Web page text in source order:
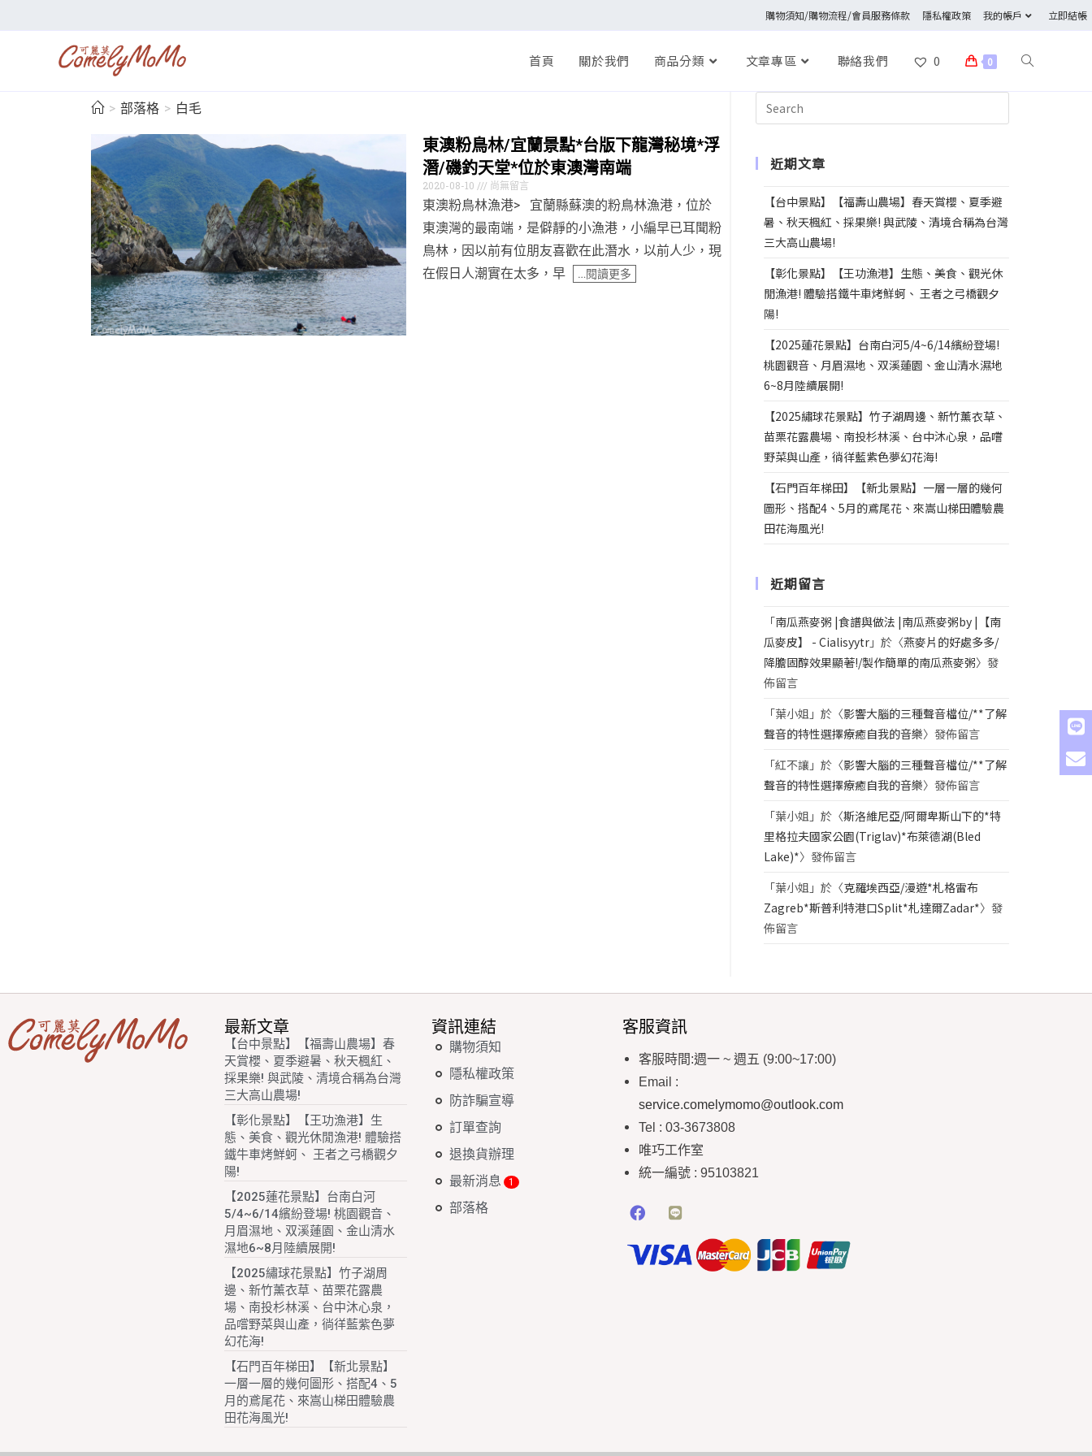
購物須知/購物流程/會員服務條款 隱私權政策 我的帳戶 立即結帳
首頁 關於我們 商品分類 文章專區 聯絡我們 0 0
> 部落格 > 白毛
東澳粉鳥林/宜蘭景點*台版下龍灣秘境*浮
潛/磯釣天堂*位於東澳灣南端
2020-08-10 尚無留言
東澳粉鳥林漁港> 宜蘭縣蘇澳的粉鳥林漁港，位於
東澳灣的最南端，是僻靜的小漁港，小編早已耳聞粉
鳥林，因以前有位朋友喜歡在此潛水，以前人少，現
在假日人潮實在太多，早
…閱讀更多
近期文章
【台中景點】【福壽山農場】春天賞櫻、夏季避
暑、秋天楓紅、採果樂! 與武陵、清境合稱為台灣
三大高山農場!
【彰化景點】【王功漁港】生態、美食、觀光休
閒漁港! 體驗搭鐵牛車烤鮮蚵、 王者之弓橋觀夕
陽!
【2025蓮花景點】台南白河5/4~6/14繽紛登場!
桃園觀音、月眉濕地、双溪蓮園、金山清水濕地
6~8月陸續展開!
【2025繡球花景點】竹子湖周邊、新竹薰衣草、
苗栗花露農場、南投杉林溪、台中沐心泉，品嚐
野菜與山產，徜徉藍紫色夢幻花海!
【石門百年梯田】【新北景點】一層一層的幾何
圖形、搭配4、5月的鳶尾花、來嵩山梯田體驗農
田花海風光!
近期留言
「南瓜燕麥粥 |食譜與做法 |南瓜燕麥粥by |【南
瓜麥皮】 - Cialisyytr 」於〈燕麥片的好處多多/
降膽固醇效果顯著!/製作簡單的南瓜燕麥粥〉發
佈留言
「葉小姐 」於〈影響大腦的三種聲音檔位/**了解
聲音的特性選擇療癒自我的音樂〉發佈留言
「紅不讓 」於〈影響大腦的三種聲音檔位/**了解
聲音的特性選擇療癒自我的音樂〉發佈留言
「葉小姐 」於〈斯洛維尼亞/阿爾卑斯山下的*特
里格拉夫國家公園(Triglav)*布萊德湖(Bled
Lake)*〉發佈留言
「葉小姐 」於〈克羅埃西亞/漫遊*札格雷布
Zagreb*斯普利特港口Split*札達爾Zadar*〉發
佈留言
最新文章
【台中景點】【福壽山農場】春
天賞櫻、夏季避暑、秋天楓紅、
採果樂! 與武陵、清境合稱為台灣
三大高山農場!
【彰化景點】【王功漁港】生
態、美食、觀光休閒漁港! 體驗搭
鐵牛車烤鮮蚵、 王者之弓橋觀夕
陽!
【2025蓮花景點】台南白河
5/4~6/14繽紛登場! 桃園觀音、
月眉濕地、双溪蓮園、金山清水
濕地6~8月陸續展開!
【2025繡球花景點】竹子湖周
邊、新竹薰衣草、苗栗花露農
場、南投杉林溪、台中沐心泉，
品嚐野菜與山產，徜徉藍紫色夢
幻花海!
【石門百年梯田】【新北景點】
一層一層的幾何圖形、搭配4、5
月的鳶尾花、來嵩山梯田體驗農
田花海風光!
資訊連結
購物須知
隱私權政策
防詐騙宣導
訂單查詢
退換貨辦理
最新消息
部落格
客服資訊
客服時間:週一 ~ 週五 (9:00~17:00)
Email :
service.comelymomo@outlook.com
Tel : 03-3673808
唯巧工作室
統一編號 : 95103821